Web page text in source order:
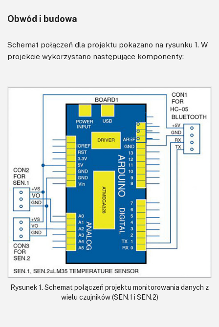
Obwód i budowa
Schemat połączeń dla projektu pokazano na rysunku 1. W
projekcie wykorzystano następujące komponenty:
Rysunek 1. Schemat połączeń projektu monitorowania danych z
wielu czujników (SEN.1 i SEN.2)